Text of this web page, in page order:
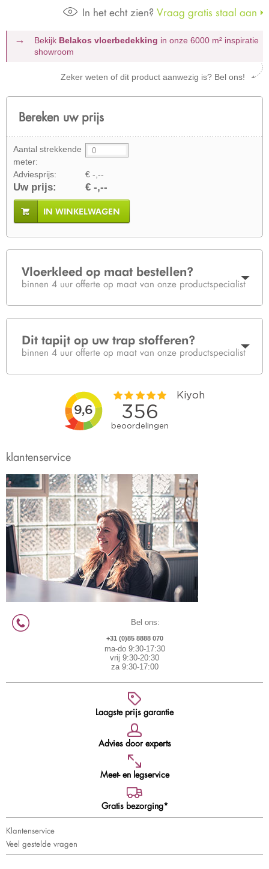
In het echt zien? Vraag gratis staal aan
Bekijk Belakos vloerbedekking in onze 6000 m² inspiratie
showroom
Zeker weten of dit product aanwezig is? Bel ons!
Bereken uw prijs
Aantal strekkende
meter:
Adviesprijs:
€ -,--
Uw prijs: € -,--
IN WINKELWAGEN
Vloerkleed op maat bestellen?
binnen 4 uur offerte op maat van onze productspecialist
Dit tapijt op uw trap stofferen?
binnen 4 uur offerte op maat van onze productspecialist
klantenservice
Bel ons:
+31 (0)85 8888 070
ma-do 9:30-17:30
vrij 9:30-20:30
za 9:30-17:00
Laagste prijs garantie
Advies door experts
Meet- en legservice
Gratis bezorging*
Klantenservice
Veel gestelde vragen